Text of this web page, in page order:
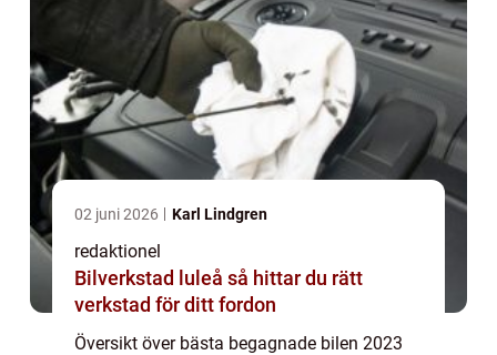
02 juni 2026 Karl Lindgren
redaktionel
Bilverkstad luleå så hittar du rätt
verkstad för ditt fordon
Översikt över bästa begagnade bilen 2023